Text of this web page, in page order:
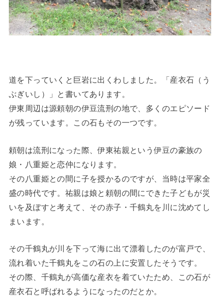
道を下っていくと巨岩に出くわしました。「産衣石（う
ぶぎいし）」と書いてあります。
伊東周辺は源頼朝の伊豆流刑の地で、多くのエピソード
が残っています。この石もその一つです。
頼朝は流刑になった際、伊東祐親という伊豆の豪族の
娘・八重姫と恋仲になります。
その八重姫との間に子を授かるのですが、当時は平家全
盛の時代です。祐親は娘と頼朝の間にできた子どもが災
いを及ぼすと考えて、その赤子・千鶴丸を川に沈めてし
まいます。
その千鶴丸が川を下って海に出て漂着したのが富戸で、
流れ着いた千鶴丸をこの石の上に安置したそうです。
その際、千鶴丸が高価な産衣を着ていたため、この石が
産衣石と呼ばれるようになったのだとか。